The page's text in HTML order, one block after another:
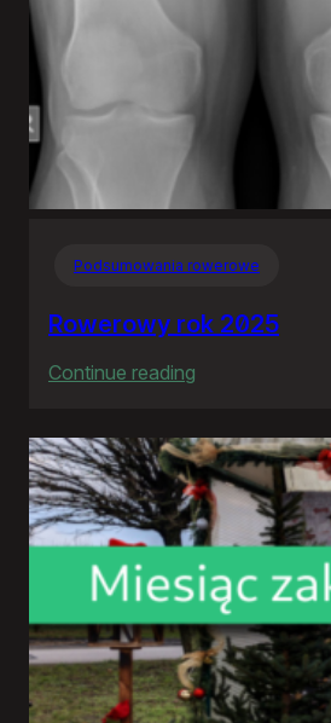
Podsumowania rowerowe
Rowerowy rok 2025
Continue reading
rok
2025